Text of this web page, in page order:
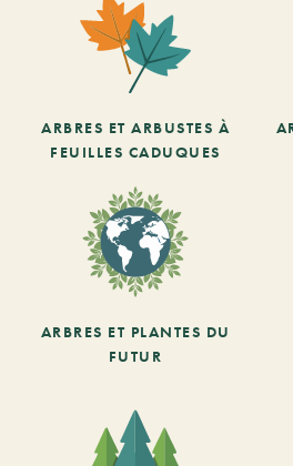
ARBRES ET ARBUSTES À
FEUILLES CADUQUES
ARBRES ET PLANTES DU
FUTUR